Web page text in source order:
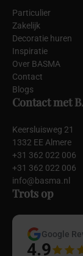
Particulier
Zakelijk
Decoratie huren
Inspiratie
Over BASMA
Contact
Blogs
Contact met
Keersluisweg 21
1332 EE Almere
+31 362 022 006
+31 362 022 006
info@basma.nl
Trots op
Google
4.9